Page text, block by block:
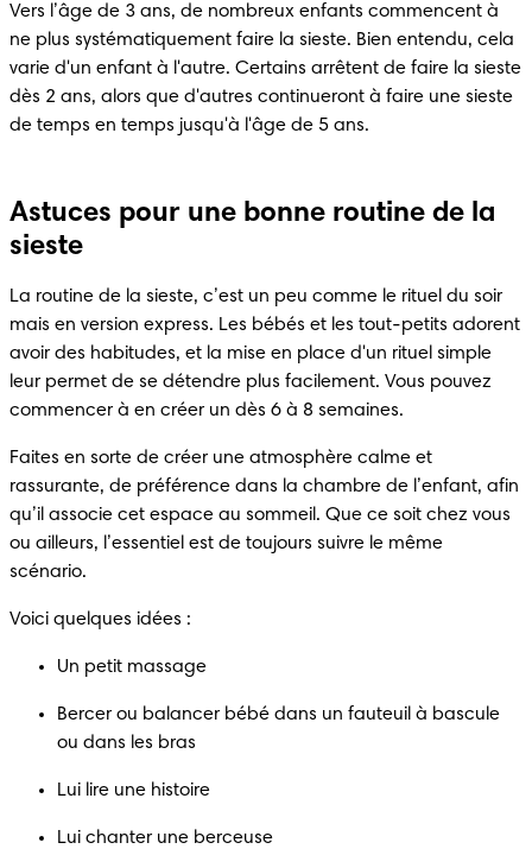
Vers l’âge de 3 ans, de nombreux enfants commencent à
ne plus systématiquement faire la sieste. Bien entendu, cela
varie d'un enfant à l'autre. Certains arrêtent de faire la sieste
dès 2 ans, alors que d'autres continueront à faire une sieste
de temps en temps jusqu'à l'âge de 5 ans.
Astuces pour une bonne routine de la
sieste
La routine de la sieste, c’est un peu comme le rituel du soir
mais en version express. Les bébés et les tout-petits adorent
avoir des habitudes, et la mise en place d'un rituel simple
leur permet de se détendre plus facilement. Vous pouvez
commencer à en créer un dès 6 à 8 semaines.
Faites en sorte de créer une atmosphère calme et
rassurante, de préférence dans la chambre de l’enfant, afin
qu’il associe cet espace au sommeil. Que ce soit chez vous
ou ailleurs, l’essentiel est de toujours suivre le même
scénario.
Voici quelques idées :
Un petit massage
Bercer ou balancer bébé dans un fauteuil à bascule
ou dans les bras
Lui lire une histoire
Lui chanter une berceuse